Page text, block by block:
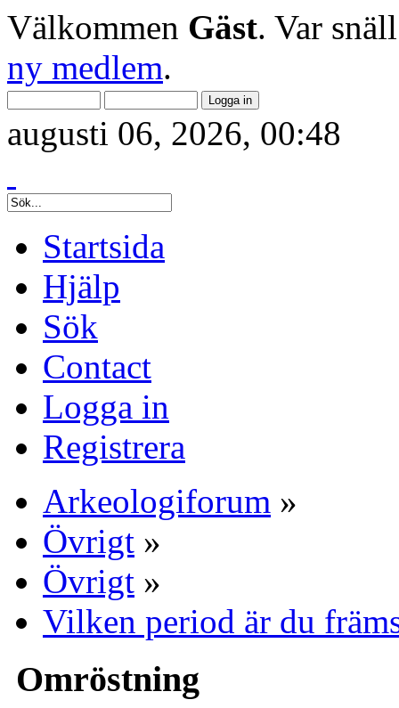
Välkommen Gäst. Var
ny medlem.
augusti 06, 2026, 00:48
Startsida
Hjälp
Sök
Contact
Logga in
Registrera
Arkeologiforum »
Övrigt »
Övrigt »
Vilken period är du
Omröstning